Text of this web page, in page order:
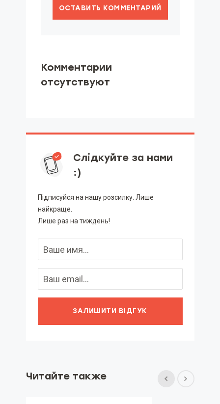
ОСТАВИТЬ КОММЕНТАРИЙ
Комментарии
отсутствуют
Слідкуйте за нами
:)
Підписуйся на нашу розсилку. Лише
найкраще.
Лише раз на тиждень!
ЗАЛИШИТИ ВІДГУК
Читайте также